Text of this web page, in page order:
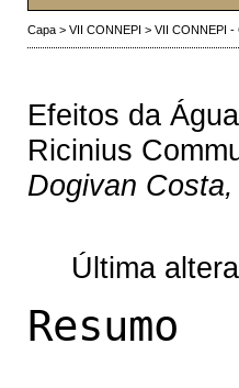
Capa> VII CONNEPI > VII CONNEPI -
Efeitos da
Ricinius
Dogivan
Última
Resumo